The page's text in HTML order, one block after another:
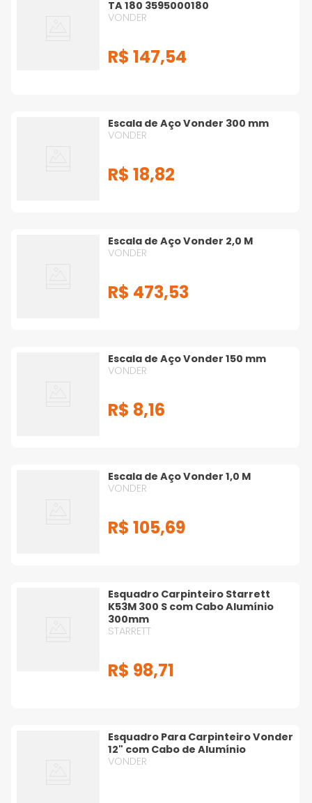
TA 180 3595000180
VONDER
R$ 147,54
Escala de Aço Vonder 300 mm
VONDER
R$ 18,82
Escala de Aço Vonder 2,0 M
VONDER
R$ 473,53
Escala de Aço Vonder 150 mm
VONDER
R$ 8,16
Escala de Aço Vonder 1,0 M
VONDER
R$ 105,69
Esquadro Carpinteiro Starrett
K53M 300 S com Cabo Alumínio
300mm
STARRETT
R$ 98,71
Esquadro Para Carpinteiro Vonder
12" com Cabo de Alumínio
VONDER